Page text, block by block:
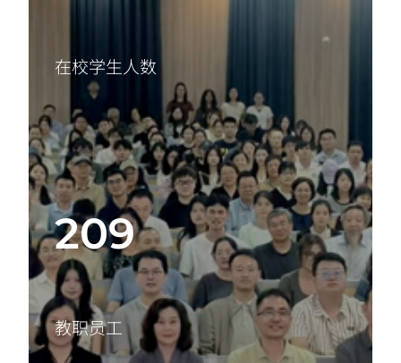
在校学生人数
209
教职员工